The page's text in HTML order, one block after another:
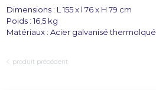
Dimensions : L 155 x l 76 x H 79 cm
Poids : 16,5 kg
Matériaux : Acier galvanisé thermolqué
produit précédent